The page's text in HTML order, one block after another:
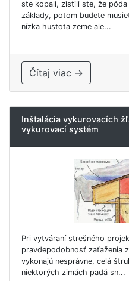
ste kopali, zistili ste, že
základy, potom budete
nízka hustota zeme ale...
Čítaj viac →
Inštalácia vykurovacích
vykurovací systém
Pri vytváraní strešného
pravdepodobnosť zaťaženia
vykonajú nesprávne, celá
niektorých zimách padá sn...